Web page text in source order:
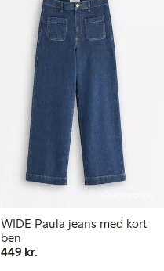
WIDE Paula jeans med kort
ben
449 kr.